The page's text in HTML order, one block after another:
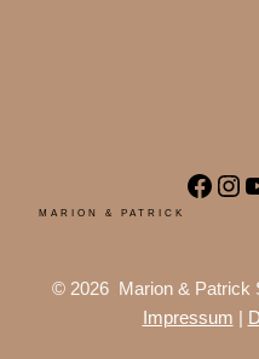
MARION & PATRICK
© 2026 Marion & Patrick
Impressum |